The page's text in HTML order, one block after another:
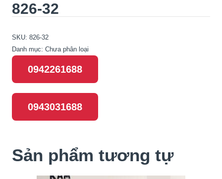
826-32
SKU: 826-32
Danh mục: Chưa phân loại
0942261688
0943031688
Sản phẩm tương tự